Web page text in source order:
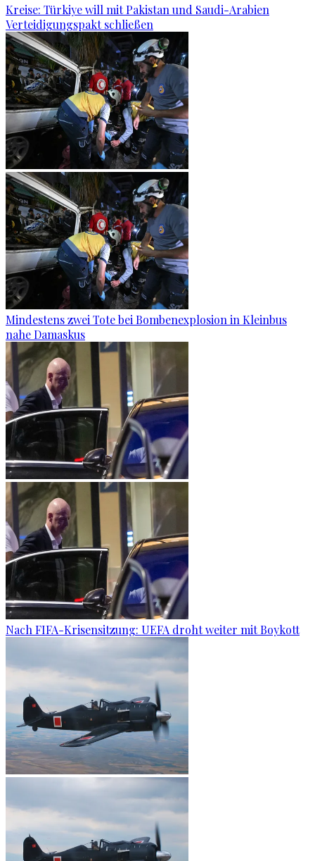
Kreise: Türkiye will mit Pakistan und Saudi-Arabien
Verteidigungspakt schließen
Mindestens zwei Tote bei Bombenexplosion in Kleinbus
nahe Damaskus
Nach FIFA-Krisensitzung: UEFA droht weiter mit Boykott